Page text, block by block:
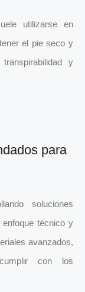
utilizarse en
el pie seco y
y
para
soluciones
técnico y
avanzados,
con los